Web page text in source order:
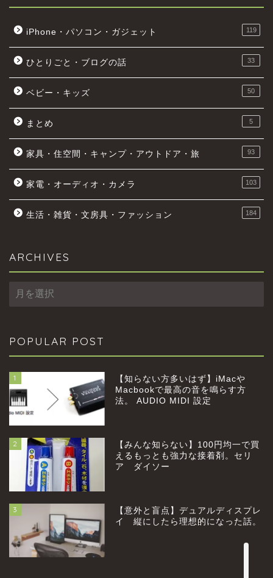
iPhone・パソコン・ガジェット 119
ひとりごと・ブログの話 33
ベビー・キッズ 50
まとめ 5
家具・住空間・キャンプ・アウトドア・旅 93
家電・オーディオ・カメラ 103
生活・雑貨・文房具・ファッション 184
ARCHIVES
POPULAR POST
1
【知らない方多いはず】iMacや
Macbookで最高の音を鳴らす方
法。 AUDIO MIDI 設定
2
【みんな知らない】100円均一で買
えるもっとも強力な接着剤。セリ
ア ダイソー
3
【意外と盲点】デュアルディスプレ
イ 縦にしたら理想的になった話。
home
category